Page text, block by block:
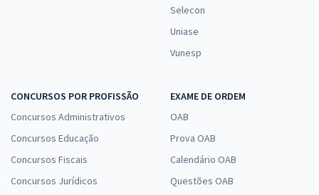
Selecon
Uniase
Vunesp
CONCURSOS POR PROFISSÃO
Concursos Administrativos
Concursos Educação
Concursos Fiscais
Concursos Jurídicos
EXAME DE ORDEM
OAB
Prova OAB
Calendário OAB
Questões OAB